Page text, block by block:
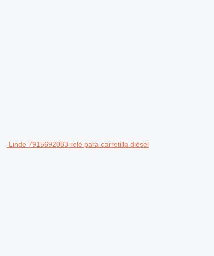
Linde 7915692083 relé para carretilla diésel